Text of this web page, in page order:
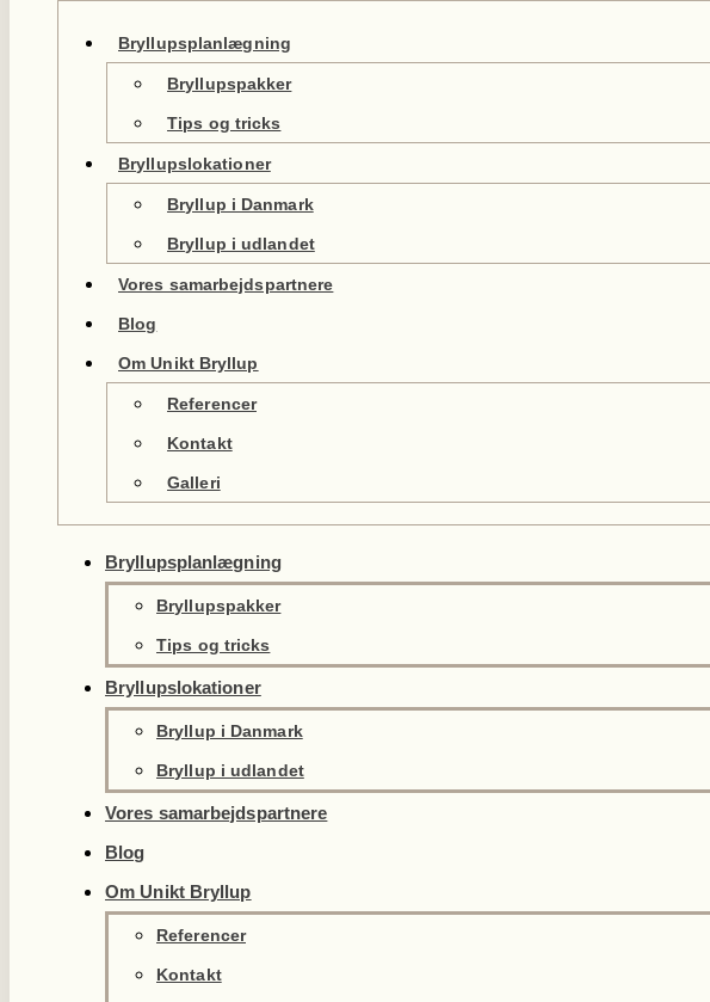
Bryllupsplanlægning
Bryllupspakker
Tips og tricks
Bryllupslokationer
Bryllup i Danmark
Bryllup i udlandet
Vores samarbejdspartnere
Blog
Om Unikt Bryllup
Referencer
Kontakt
Galleri
Bryllupsplanlægning
Bryllupspakker
Tips og tricks
Bryllupslokationer
Bryllup i Danmark
Bryllup i udlandet
Vores samarbejdspartnere
Blog
Om Unikt Bryllup
Referencer
Kontakt